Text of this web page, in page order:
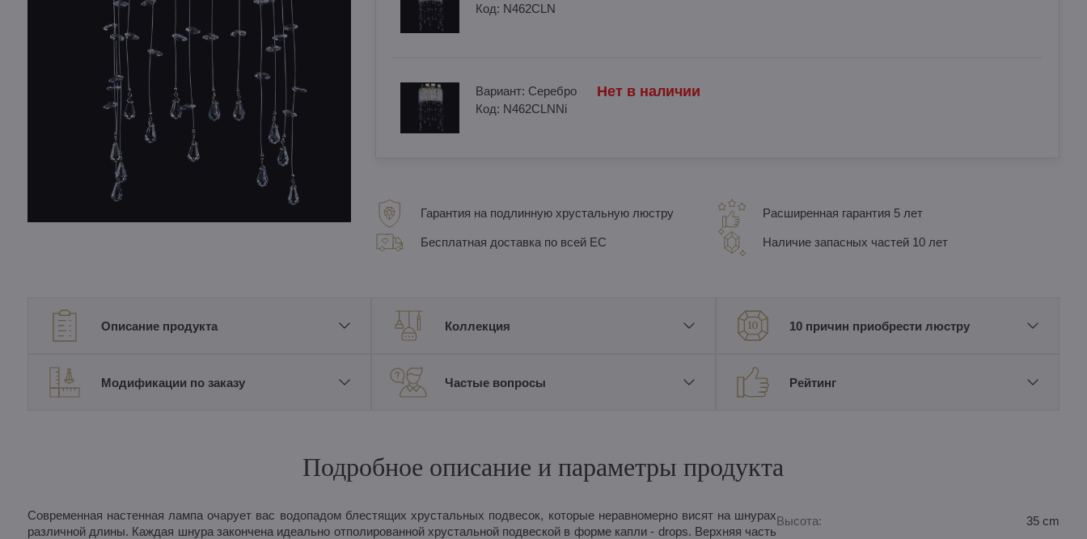
Код: N462CLN
Вариант: Cеребро
Код: N462CLNNi
Нет в наличии
Гарантия на подлинную хрустальную люстру
Бесплатная доставка по всей ЕС
Расширенная гарантия 5 лет
Наличие запасных частей 10 лет
Описание продукта Коллекция 10 причин приобрести люстру
Модификации по заказу Частые вопросы Рейтинг
Подробное описание и параметры продукта
Современная настенная лампа очарует вас водопадом блестящих хрустальных подвесок, которые неравномерно висят на шнурах
различной длины. Каждая шнура закончена идеально отполированной хрустальной подвеской в форме капли - drops. Верхняя часть
Высота: 35 cm